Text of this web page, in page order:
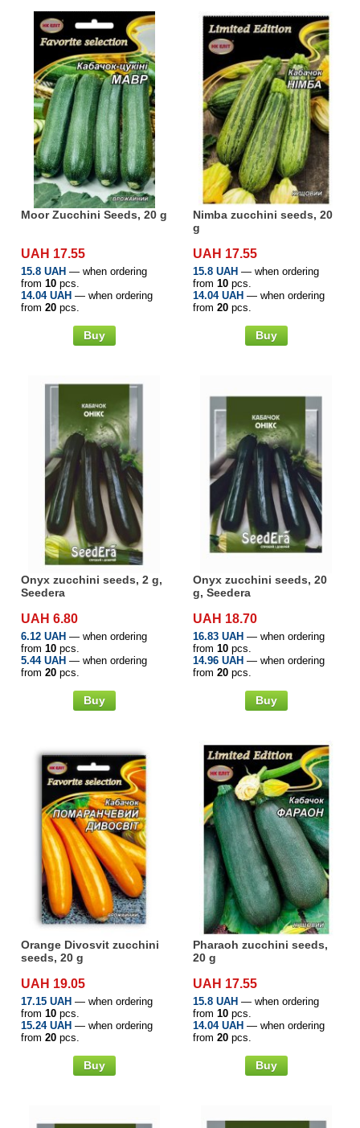
Moor Zucchini Seeds, 20 g
UAH 17.55
15.8 UAH — when ordering
from 10 pcs.
14.04 UAH — when ordering
from 20 pcs.
Buy
Nimba zucchini seeds, 20
g
UAH 17.55
15.8 UAH — when ordering
from 10 pcs.
14.04 UAH — when ordering
from 20 pcs.
Buy
Onyx zucchini seeds, 2 g,
Seedera
UAH 6.80
6.12 UAH — when ordering
from 10 pcs.
5.44 UAH — when ordering
from 20 pcs.
Buy
Onyx zucchini seeds, 20
g, Seedera
UAH 18.70
16.83 UAH — when ordering
from 10 pcs.
14.96 UAH — when ordering
from 20 pcs.
Buy
Orange Divosvit zucchini
seeds, 20 g
UAH 19.05
17.15 UAH — when ordering
from 10 pcs.
15.24 UAH — when ordering
from 20 pcs.
Buy
Pharaoh zucchini seeds,
20 g
UAH 17.55
15.8 UAH — when ordering
from 10 pcs.
14.04 UAH — when ordering
from 20 pcs.
Buy